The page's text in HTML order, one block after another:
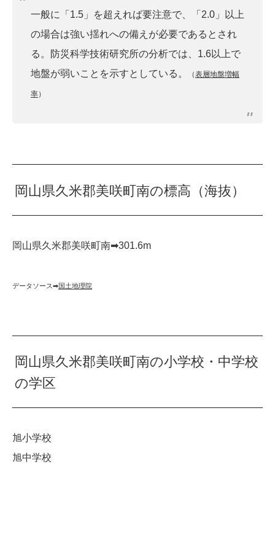
一般に「1.5」を超えれば要注意で、「2.0」以上
の場合は強い揺れへの備えが必要であるとされ
る。防災科学技術研究所の分析では、1.6以上で
地盤が弱いことを示すとしている。
（表層地盤増幅
率）
岡山県久米郡美咲町南の標高（海抜）
岡山県久米郡美咲町南➡︎301.6m
データソース➡︎国土地理院
岡山県久米郡美咲町南の小学校・中学校
の学区
旭小学校
旭中学校